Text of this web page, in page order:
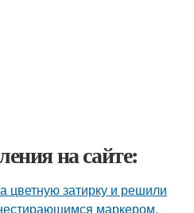
на сайте:
цветную затирку и решили
маркером.